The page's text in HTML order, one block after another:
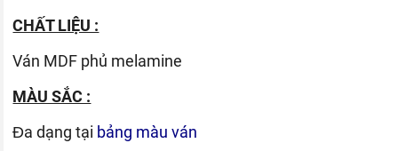
CHẤT LIỆU :
Ván MDF phủ melamine
MÀU SẮC :
Đa dạng tại bảng màu ván